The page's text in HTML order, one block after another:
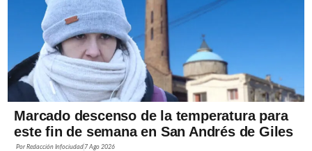
Marcado descenso de la temperatura para
este fin de semana en San Andrés de Giles
PorRedacción Infociudad 7 Ago 2026